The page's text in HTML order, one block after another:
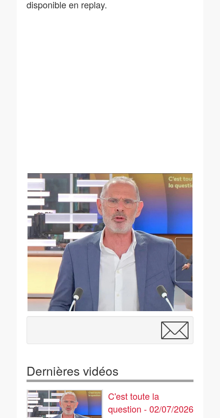
disponible en replay.
Dernières vidéos
C'est toute la
question - 02/07/2026